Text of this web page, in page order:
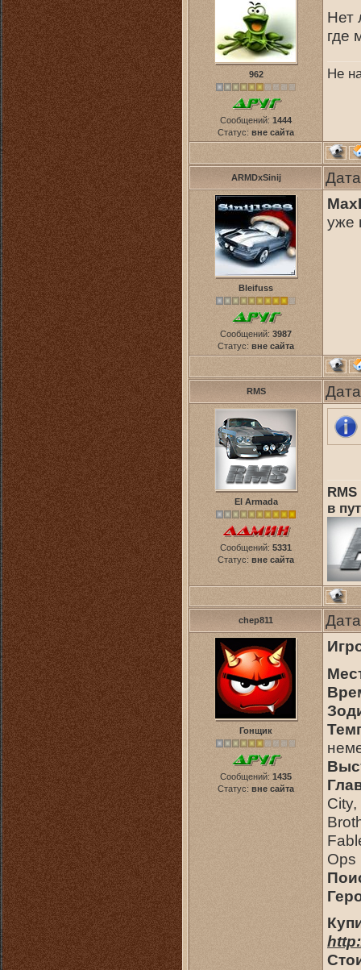
962
Сообщений: 1444
Статус: вне сайта
Нет
где
Не
ARMDxSinij
Bleifuss
Сообщений: 3987
Статус: вне сайта
уже
RMS
El Armada
Сообщений: 5331
Статус: вне сайта
в
chep811
Гонщик
Сообщений: 1435
Статус: вне сайта
Ops